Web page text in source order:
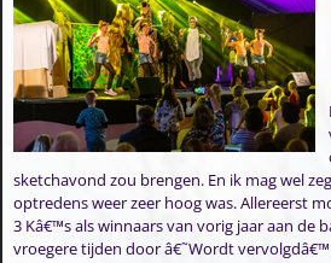
sketchavond zou brengen. En ik mag wel
optredens weer zeer hoog was. Allereerst
3 Kâ€™s als winnaars van vorig jaar aan de
vroegere tijden door â€˜Wordt